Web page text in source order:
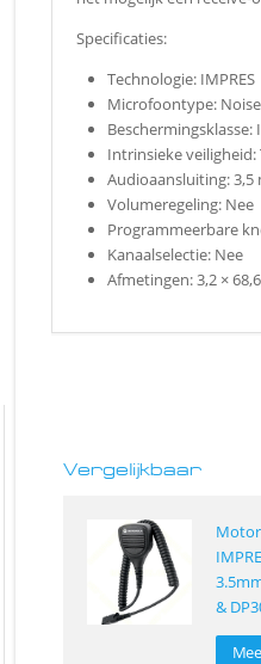
Specificaties:
Technologie: IMPRES
Microfoontype:
Beschermingsklasse:
Intrinsieke veiligheid:
Audioaansluiting:
Volumeregeling: Nee
Programmeerbare
Kanaalselectie: Nee
Afmetingen: 3,2 ×
Vergelijkbaar
&